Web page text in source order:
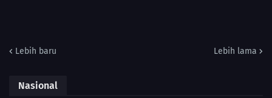
Lebih baru Lebih lama
Nasional